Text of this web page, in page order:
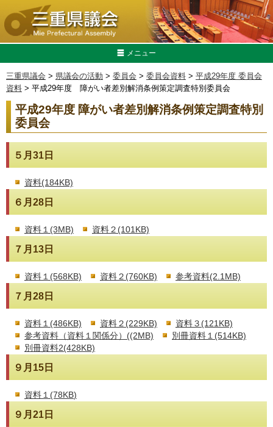
メニュー
三重県議会 > 県議会の活動 > 委員会 > 委員会資料 > 平成29年度 委員会
資料 > 平成29年度 障がい者差別解消条例策定調査特別委員会
平成29年度 障がい者差別解消条例策定調査特別
委員会
５月31日
資料(184KB)
６月28日
資料１(3MB) 資料２(101KB)
７月13日
資料１(568KB) 資料２(760KB) 参考資料(2.1MB)
７月28日
資料１(486KB) 資料２(229KB)
資料３(121KB)
参考資料（資料１関係分）((2MB)
別冊資料１(514KB)
別冊資料2(428KB)
９月15日
資料１(78KB)
９月21日